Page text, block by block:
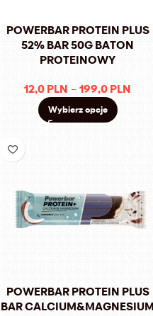
POWERBAR PROTEIN PLUS
52% BAR 50G BATON
PROTEINOWY
12,0 PLN – 199,0 PLN
Wybierz opcje
POWERBAR PROTEIN PLUS
BAR CALCIUM&MAGNESIUM